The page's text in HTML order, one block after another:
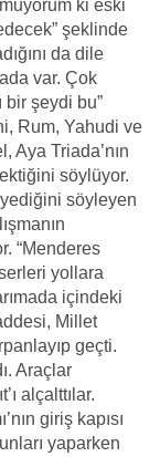
ki eski
şeklinde
da dile
var. Çok
bir şeydi bu”
Rum, Yahudi ve
Aya Triada’nın
söylüyor.
söyleyen
“Menderes
yollara
içindeki
Millet
geçti.
Araçlar
alçalttılar.
giriş kapısı
yaparken